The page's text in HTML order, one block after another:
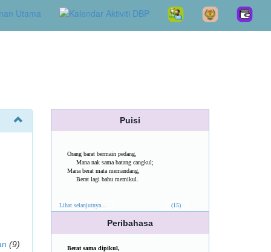
(9)
Puisi
Orang barat bermain pedang,
Mana nak sama batang cangkul;
Mana berat mata memandang,
Berat lagi bahu memikul.
Lihat selanjutnya... (15)
Peribahasa
Berat sama dipikul,